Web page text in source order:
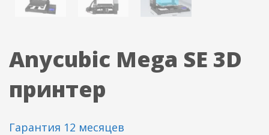
Anycubic Mega SE 3D
принтер
Гарантия 12 месяцев